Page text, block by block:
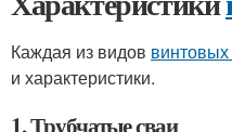
Каждая из видов
и характеристики.
1. Трубчатые сваи